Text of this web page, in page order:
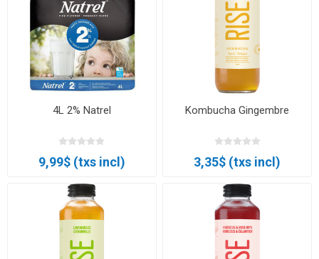
4L 2% Natrel
9,99$ (txs incl)
Kombucha Gingembre
3,35$ (txs incl)